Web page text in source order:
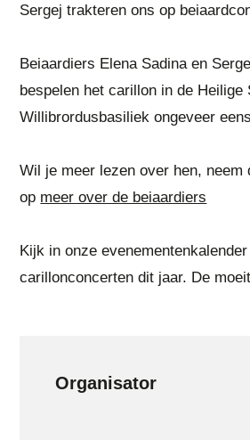
Sergej trakteren ons op
Beiaardiers Elena Sadina en
bespelen het carillon in de Heilige
Willibrordusbasiliek ongeveer
Wil je meer lezen over hen, neem
op meer over de beiaardiers
Kijk in onze
carillonconcerten dit jaar. De
Organisator